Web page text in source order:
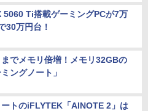
5060 Ti搭載ゲーミングPCが7万
30万円台！
でメモリ倍増！メモリ32GBの
ングノート」
トのiFLYTEK「AINOTE 2」は